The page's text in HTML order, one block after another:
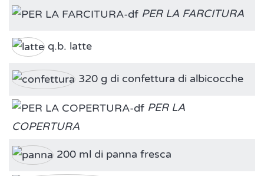
PER LA FARCITURA
q.b. latte
320 g di confettura di albicocche
PER LA
COPERTURA
200 ml di panna fresca